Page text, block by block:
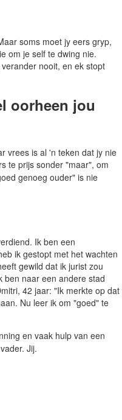
soms moet jy eers gryp,
om je self te dwing nie.
nooit, en ek stopt
oorheen jou
vrees is al 'n teken dat jy nie
te prijs sonder "maar", om
genoeg ouder" is nie
Ik ben een
ik gestopt met het wachten
gewild dat ik jurist zou
ben naar een andere stad
42 jaar: "Ik merkte op dat
Nu leer ik om "goed" te
en vaak hulp van een
Jij.